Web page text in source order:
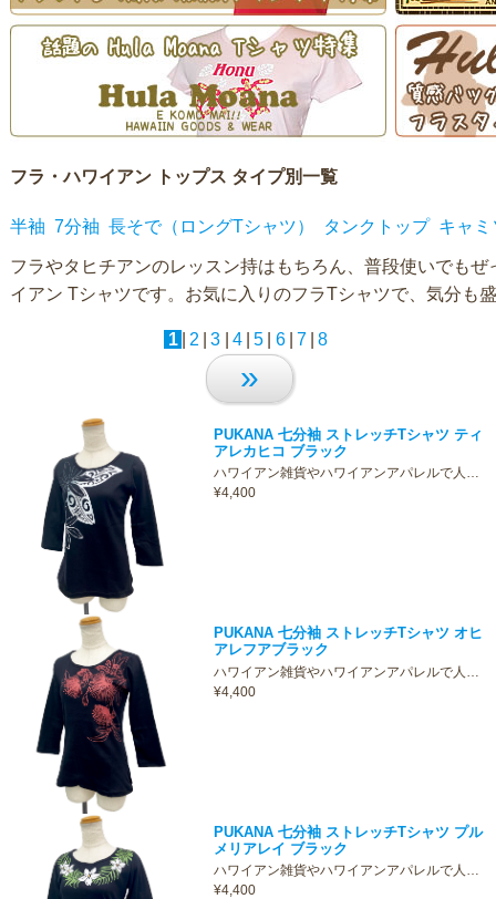
フラ・ハワイアン トップス タイプ別一覧
半袖 7分袖 長そで（ロングTシャツ） タンクトップ キャ
フラやタヒチアンのレッスン持はもちろん、普段使いでも
イアン Tシャツです。お気に入りのフラTシャツで、気分も
1 2 3 4 5 6 7 8
»
PUKANA 七分袖 ストレッチTシャツ ティ
アレカヒコ ブラック
ハワイアン雑貨やハワイアンアパレルで人…
¥4,400
PUKANA 七分袖 ストレッチTシャツ オヒ
アレフアブラック
ハワイアン雑貨やハワイアンアパレルで人…
¥4,400
PUKANA 七分袖 ストレッチTシャツ プル
メリアレイ ブラック
ハワイアン雑貨やハワイアンアパレルで人…
¥4,400